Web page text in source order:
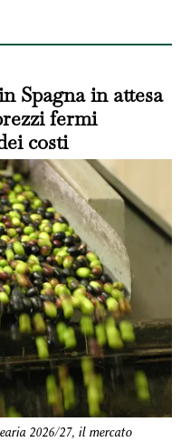
Spagna in attesa
fermi
costi
2026/27, il mercato